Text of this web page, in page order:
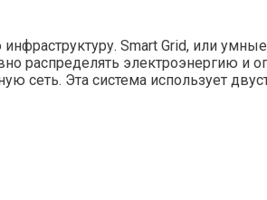
Smart Grid, или
распределять электроэнергию и
сеть. Эта система использует